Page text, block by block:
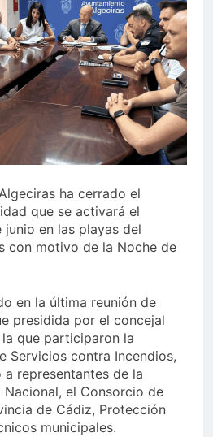
echa el cierre con éxito
rotundo
2 Semanas Atrás
Mancomunidad y el
de Alimentos del
de Gibraltar renuevan
convenio de colaboración
Semanas Atrás
Tráfico especial para
despedir la feria. Ojo si vas
a Santa Bárbara
2 Semanas Atrás
La feria se despide por todo
alto: Antonio José,
el amanecer
2 Semanas Atrásha cerrado el
que se activará el
en las playas del
con motivo de la Noche de
en la última reunión de
presidida por el concejal
que participaron la
Servicios contra Incendios,
a representantes de la
el Consorcio de
de Cádiz, Protección
municipales.